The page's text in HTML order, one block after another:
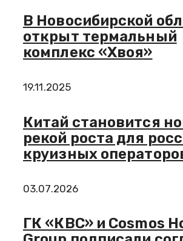
В Новосибирской
открыт термальный
комплекс «Хвоя»
19.11.2025
Китай становится
рекой роста для
круизных
03.07.2026
ГК «КВС» и Cosmos